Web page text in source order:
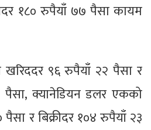
१८० रुपैयाँ ७७ पैसा कायम
खरिददर ९६ रुपैयाँ २२ पैसा र
पैसा, क्यानेडियन डलर एकको
र बिक्रीदर १०४ रुपैयाँ २३